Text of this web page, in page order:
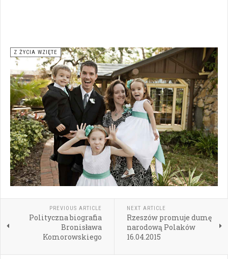
Z ŻYCIA WZIĘTE
PREVIOUS ARTICLE
Polityczna biografia
Bronisława
Komorowskiego
NEXT ARTICLE
Rzeszów promuje dumę
narodową Polaków
16.04.2015